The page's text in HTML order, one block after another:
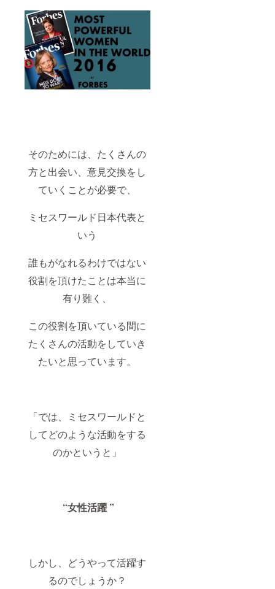
そのためには、たくさんの
方と出会い、意見交換をし
ていくことが必要で、
ミセスワールド日本代表と
いう
誰もがなれるわけではない
役割を頂けたことは本当に
有り難く、
この役割を頂いている間に
たくさんの活動をしていき
たいと思っています。
「では、ミセスワールドと
してどのような活動をする
のかというと」
“女性活躍 ”
しかし、どうやって活躍す
るのでしょうか？